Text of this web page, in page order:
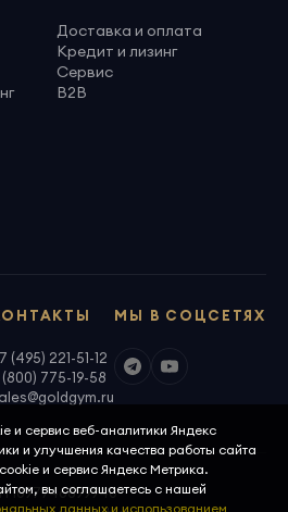
Доставка и оплата
Кредит и лизинг
Сервис
B2B
МЫ В СОЦСЕТЯХ
(495) 221-51-12
(800) 775-19-58
1097746699940
и сервис веб-аналитики Яндекс
и улучшения качества работы сайта
и сервис Яндекс Метрика.
вы соглашаетесь с нашей
данных и использованием